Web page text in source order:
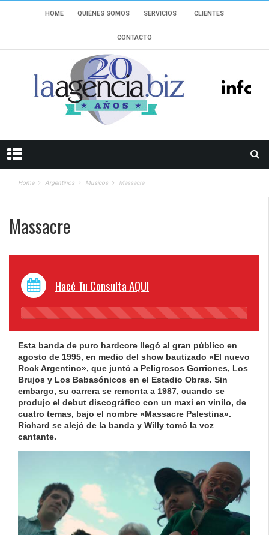
HOME QUIÉNES SOMOS SERVICIOS CLIENTES
CONTACTO
Home Argentinos Musicos Massacre
Massacre
Hacé Tu Consulta AQUI
45%
Esta banda de puro hardcore llegó al gran público en
agosto de 1995, en medio del show bautizado «El nuevo
Rock Argentino», que juntó a Peligrosos Gorriones, Los
Brujos y Los Babasónicos en el Estadio Obras. Sin
embargo, su carrera se remonta a 1987, cuando se
produjo el debut discográfico con un maxi en vinilo, de
cuatro temas, bajo el nombre «Massacre Palestina».
Richard se alejó de la banda y Willy tomó la voz
cantante.